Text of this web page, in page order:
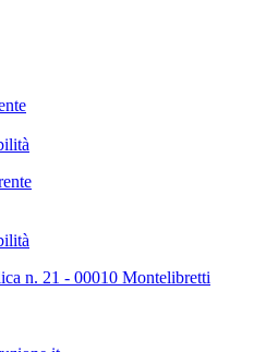
n. 21 - 00010 Montelibretti